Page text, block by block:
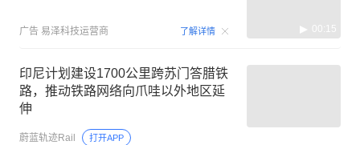
广告 易泽科技运营商 了解详情 00:15
印尼计划建设1700公里跨苏门答腊铁
路，推动铁路网络向爪哇以外地区延
伸
蔚蓝轨迹Rail 打开APP